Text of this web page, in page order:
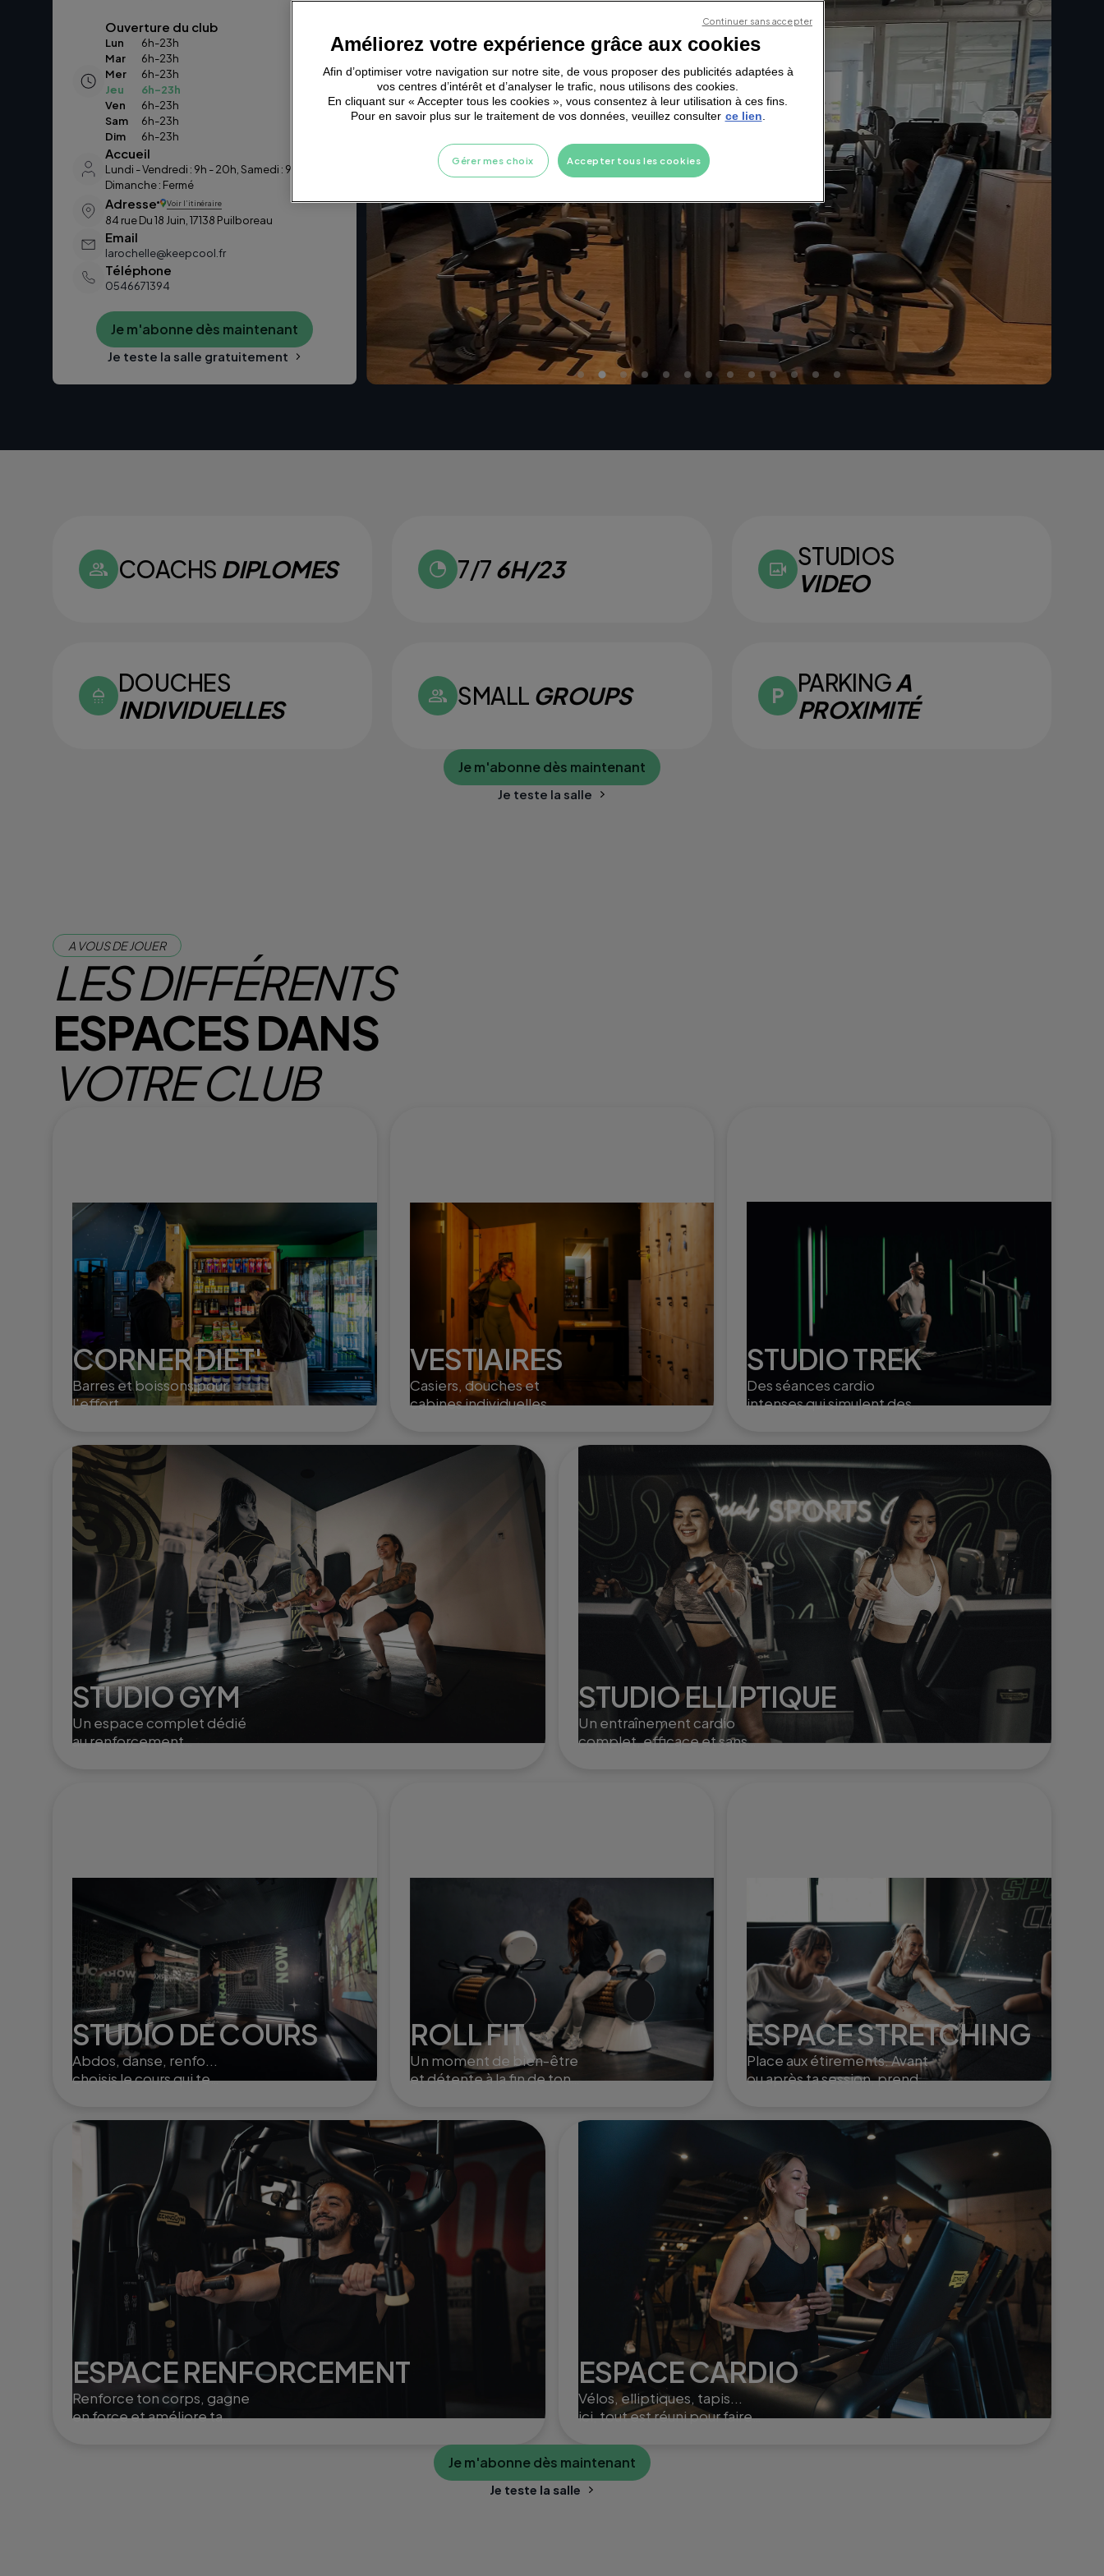
Ouverture du club
Lun
6h-23h
Mar
6h-23h
Mer
6h-23h
Jeu
6h-23h
Ven
6h-23h
Sam
6h-23h
Dim
6h-23h
Accueil
Lundi - Vendredi : 9h - 20h, Samedi : 9h - 17h,
Dimanche : Fermé
Adresse Voir l’itinéraire
84 rue Du 18 Juin, 17138 Puilboreau
Email
larochelle@keepcool.fr
Téléphone
0546671394
Je m'abonne dès maintenant
Je teste la salle gratuitement
COACHS DIPLOMES 7/7 6H/23
STUDIOS
VIDEO
DOUCHES
INDIVIDUELLES
SMALL GROUPS PARKINGA
PROXIMITÉ
Je m'abonne dès maintenant
Je teste la salle
A VOUS DE JOUER
LES DIFFÉRENTS
ESPACES DANS
VOTRE CLUB
CORNER DIET'
Barres et boissons pour
l'effort
VESTIAIRES
Casiers, douches et
cabines individuelles
STUDIO TREK
Des séances cardio
intenses qui simulent des
l'endurance et tonifier le
corps.
STUDIO GYM
Un espace complet dédié
au renforcement
STUDIO ELLIPTIQUE
Un entraînement cardio
complet, efficace et sans
STUDIO DE COURS
Abdos, danse, renfo...
choisis le cours qui te
studios.
ROLL FIT
Un moment de bien-être
et détente à la fin de ton
récupération musculaire et
à l'élimination de la cellulite.
ESPACE STRETCHING
Place aux étirements. Avant
ou après ta session, prends
ESPACE RENFORCEMENT
Renforce ton corps, gagne
en force et améliore ta
ESPACE CARDIO
Vélos, elliptiques, tapis...
ici, tout est réuni pour faire
un max de calories !
Je m'abonne dès maintenant
Je teste la salle
Améliorez votre expérience grâce aux cookies
Afin d’optimiser votre navigation sur notre site, de vous proposer des publicités adaptées à
vos centres d’intérêt et d’analyser le trafic, nous utilisons des cookies.
En cliquant sur « Accepter tous les cookies », vous consentez à leur utilisation à ces fins.
Pour en savoir plus sur le traitement de vos données, veuillez consulter ce lien
Accepter tous les cookies
Gérer mes choix
Continuer sans accepter